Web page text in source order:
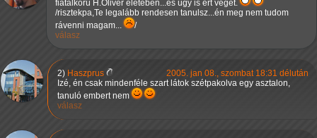
fiatalkorú H.Olivér életében...és úgy is ért véget.
/risztekpa,Te legalább rendesen tanulsz...én meg nem tudom
rávenni magam...
/
válasz
2) Haszprus
2005. jan 08., szombat 18:31 délután
Izé, én csak mindenféle szart látok szétpakolva egy asztalon,
tanuló embert nem
válasz